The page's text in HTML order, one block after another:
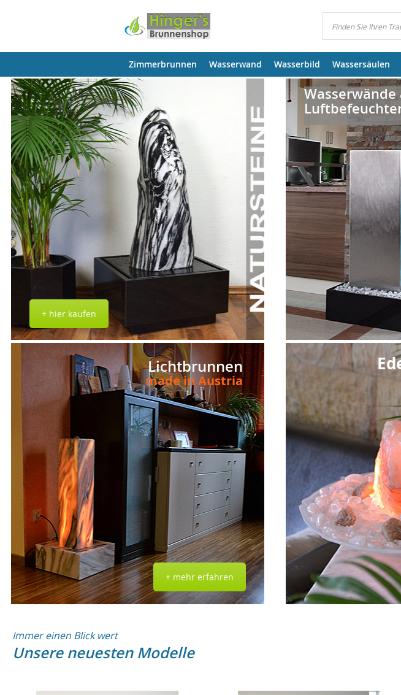
Suchen
Zimmerbrunnen Wasserwand Wasserbild Wassersäulen
+ hier kaufen
Wasserwände
Lichtbrunnen
made in Austria
+ mehr erfahren
Immer einen Blick wert
Unsere neuesten Modelle